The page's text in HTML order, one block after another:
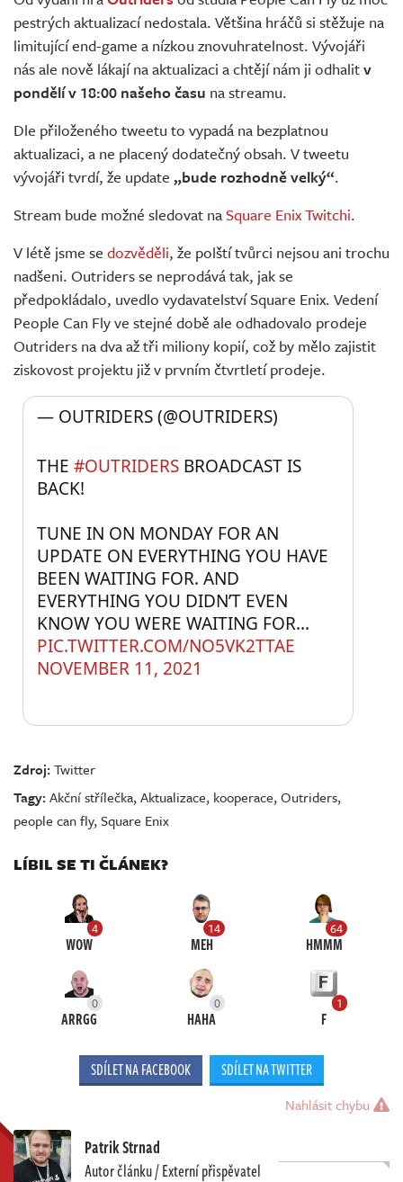
Živě
pestrých aktualizací nedostala. Většina hráčů si stěžuje na
limitující end-game a nízkou znovuhratelnost. Vývojáři
nás ale nově lákají na aktualizaci a chtějí nám ji odhalitv
pondělí v 18:00 našeho času na streamu.
Dle přiloženého tweetu to vypadá na bezplatnou
aktualizaci, a ne placený dodatečný obsah. V tweetu
vývojáři tvrdí, že update „bude rozhodně velký“.
Stream bude možné sledovat naSquare Enix Twitchi.
V létě jsme se dozvěděli, že polští tvůrci nejsou ani trochu
nadšeni. Outriders se neprodává tak, jak se
předpokládalo, uvedlo vydavatelství Square Enix. Vedení
People Can Fly ve stejné době ale odhadovalo prodeje
Outriders na dva až tři miliony kopií, což by mělo zajistit
ziskovost projektu již v prvním čtvrtletí prodeje.
THE #OUTRIDERS BROADCAST IS
BACK!
TUNE IN ON MONDAY FOR AN
UPDATE ON EVERYTHING YOU HAVE
BEEN WAITING FOR. AND
EVERYTHING YOU DIDN’T EVEN
PIC.TWITTER.COM/NO5VK2TTAE
— OUTRIDERS (@OUTRIDERS)
NOVEMBER 11, 2021
Zdroj:Twitter
Tagy:Akční střílečka,Aktualizace, kooperace,Outriders,
people can fly,Square Enix
LÍBIL SE TI ČLÁNEK?
4
WOW
14
MEH
64
HMMM
0
ARRGG
0
HAHA
1
F
SDÍLET NA FACEBOOK SDÍLET NA TWITTER
Nahlásit chybu
Patrik Strnad
Autor článku / Externí přispěvatel